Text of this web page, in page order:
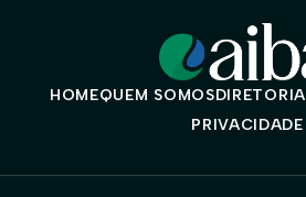
HOMEQUEM SOMOSDIRETORIA
PRIVACIDADE